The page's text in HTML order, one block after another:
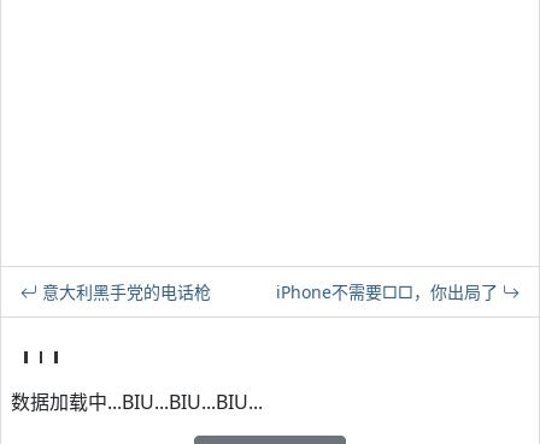
意大利黑手党的电话枪 iPhone不需要□□，你出局了
数据加载中...BIU...BIU...BIU...